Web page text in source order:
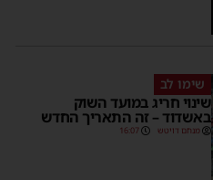
שימו לב
שינוי חריג במועד השוק
באשדוד – זה התאריך החדש
מנחם דויטש 16:07